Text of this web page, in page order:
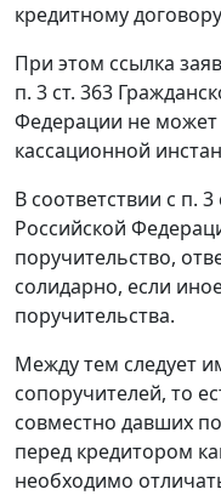
кредитному
При этом ссылка
п. 3 ст. 363
Федерации не
кассационной
В соответствии с п. 3
Российской
поручительство,
солидарно, если
поручительства.
Между тем следует
сопоручителей, то
совместно давших
перед кредитором
необходимо